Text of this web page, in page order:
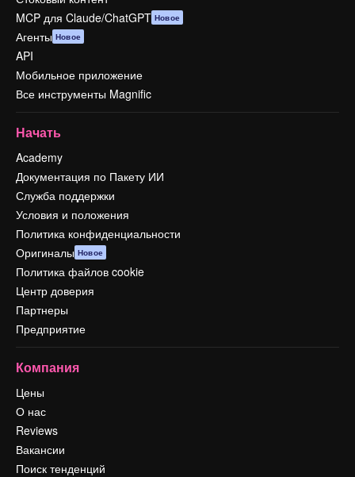
MCP для Claude/ChatGPT Новое
Агенты Новое
API
Мобильное приложение
Все инструменты Magnific
Начать
Academy
Документация по Пакету ИИ
Служба поддержки
Условия и положения
Политика конфиденциальности
Оригиналы Новое
Политика файлов cookie
Центр доверия
Партнеры
Предприятие
Компания
Цены
О нас
Reviews
Вакансии
Поиск тенденций